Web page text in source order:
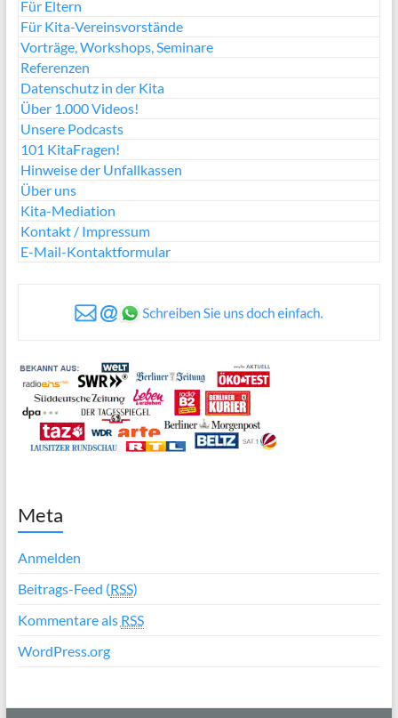
Für Eltern
Für Kita-Vereinsvorstände
Vorträge, Workshops, Seminare
Referenzen
Datenschutz in der Kita
Über 1.000 Videos!
Unsere Podcasts
101 KitaFragen!
Hinweise der Unfallkassen
Über uns
Kita-Mediation
Kontakt / Impressum
E-Mail-Kontaktformular
Meta
Anmelden
Beitrags-Feed (RSS)
Kommentare als RSS
WordPress.org